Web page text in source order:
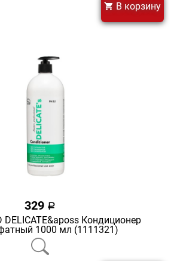
В корзину
329 a
DELICATE&aposs Кондиционер
1000 мл (1111321)